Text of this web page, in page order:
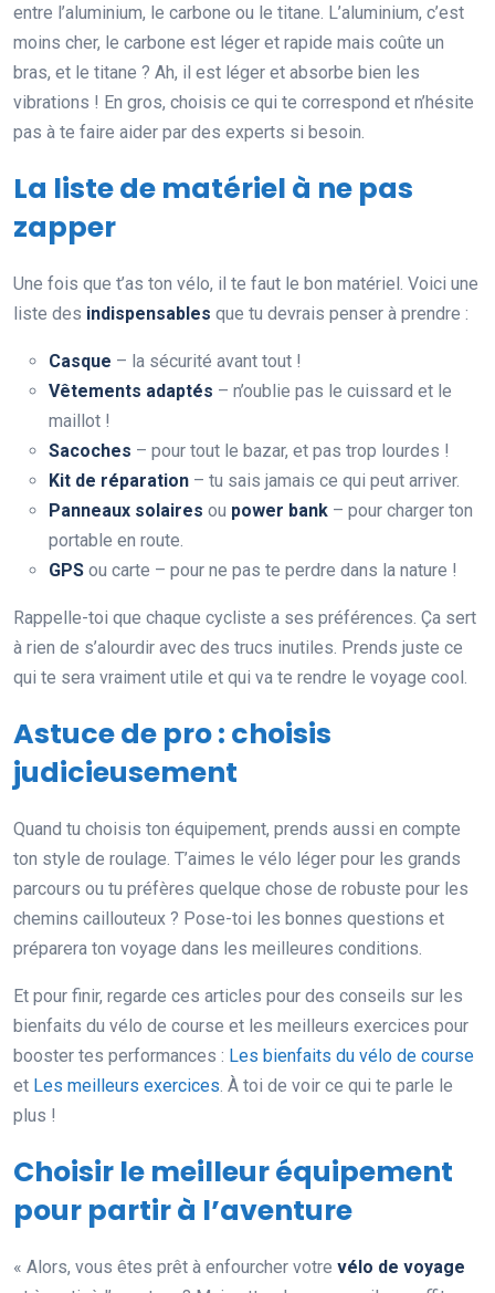
entre l’aluminium, le carbone ou le titane. L’aluminium, c’est
moins cher, le carbone est léger et rapide mais coûte un
bras, et le titane ? Ah, il est léger et absorbe bien les
vibrations ! En gros, choisis ce qui te correspond et n’hésite
pas à te faire aider par des experts si besoin.
La liste de matériel à ne pas
zapper
Une fois que t’as ton vélo, il te faut le bon matériel. Voici une
liste des indispensables que tu devrais penser à prendre :
Casque – la sécurité avant tout !
Vêtements adaptés – n’oublie pas le cuissard et le
maillot !
Sacoches – pour tout le bazar, et pas trop lourdes !
Kit de réparation – tu sais jamais ce qui peut arriver.
Panneaux solaires ou power bank – pour charger ton
portable en route.
GPS ou carte – pour ne pas te perdre dans la nature !
Rappelle-toi que chaque cycliste a ses préférences. Ça sert
à rien de s’alourdir avec des trucs inutiles. Prends juste ce
qui te sera vraiment utile et qui va te rendre le voyage cool.
Astuce de pro : choisis
judicieusement
Quand tu choisis ton équipement, prends aussi en compte
ton style de roulage. T’aimes le vélo léger pour les grands
parcours ou tu préfères quelque chose de robuste pour les
chemins caillouteux ? Pose-toi les bonnes questions et
préparera ton voyage dans les meilleures conditions.
Et pour finir, regarde ces articles pour des conseils sur les
bienfaits du vélo de course et les meilleurs exercices pour
booster tes performances : Les bienfaits du vélo de course
et Les meilleurs exercices . À toi de voir ce qui te parle le
plus !
Choisir le meilleur équipement
pour partir à l’aventure
« Alors, vous êtes prêt à enfourcher votre vélo de voyage